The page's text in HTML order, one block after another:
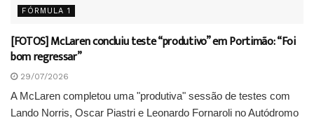
FÓRMULA 1
[FOTOS] McLaren concluiu teste “produtivo” em Portimão: “Foi
bom regressar”
29/07/2026
A McLaren completou uma "produtiva" sessão de testes com
Lando Norris, Oscar Piastri e Leonardo Fornaroli no Autódromo